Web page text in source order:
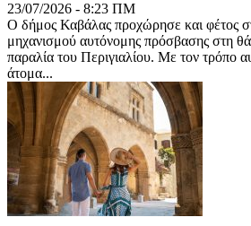
23/07/2026 - 8:23 ΠΜ
Ο δήμος Καβάλας προχώρησε και φέτος
μηχανισμού αυτόνομης πρόσβασης στη
παραλία του Περιγιαλίου. Με τον τρόπο
άτομα...